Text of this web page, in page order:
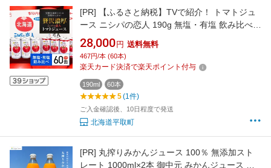
[PR]
【ふるさと納税】TVで紹介！ トマトジュ
ース ニシパの恋人 190g 無塩・有塩 飲み比べ
60缶セット 完熟生食用 贅沢濃厚 人気 ランキン
グ 無糖 桃太郎トマト 国産 果汁100% 飲みやす
い 野菜ジュース 北海道 平取町 送料無料
28,000 円 送料無料
467円/本 (60本)
楽天カード決済で楽天ポイント付与
190ml 60本
5(1件)
ご入金確認後、10日程度で発送
北海道平取町
[PR] 丸搾りみかんジュース 100％ 無添加スト
レート 1000ml×2本 御中元 みかんジュース 無